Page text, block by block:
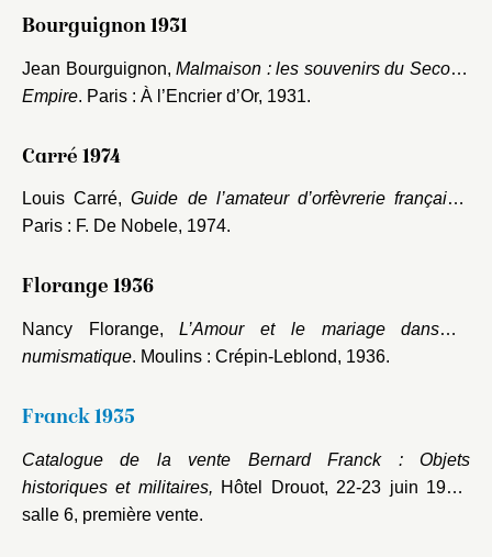
Bourguignon 1931
Jean Bourguignon,Malmaison : les souvenirs du Second
Empire. Paris : À l’Encrier d’Or, 1931.
Carré 1974
Louis Carré,Guide de l’amateur d’orfèvrerie française
Paris : F. De Nobele, 1974.
Florange 1936
Nancy Florange,L’Amour et le mariage dans la
numismatique. Moulins : Crépin-Leblond, 1936.
Franck 1935
Catalogue de la vente Bernard Franck : Objets
historiques et militaires, Hôtel Drouot, 22-23 juin 1935,
salle 6, première vente.